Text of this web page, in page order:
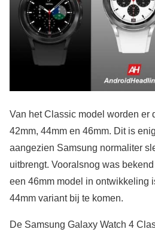
Van het Classic model worden er
42mm, 44mm en 46mm. Dit is
aangezien Samsung normaliter
uitbrengt. Vooralsnog was
een 46mm model in ontwikkeling
44mm variant bij te komen.
De Samsung Galaxy Watch 4